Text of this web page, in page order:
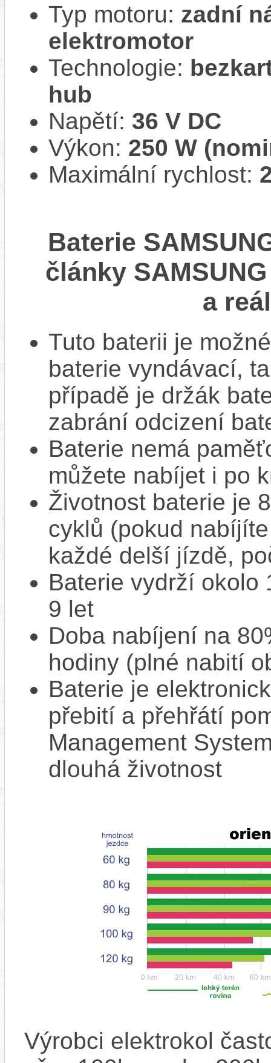
Typ motoru: zadní
elektromotor
Technologie:
hub
Napětí: 36 V DC
Výkon: 250 W
Maximální rychlost:
Baterie
články
a
Tuto baterii je
baterie vyndávací,
případě je držák
zabrání odcizení
Baterie nemá
můžete nabíjet i po
Životnost baterie je
cyklů (pokud
každé delší jízdě,
Baterie vydrží okolo
9 let
Doba nabíjení na
hodiny (plné nabití
Baterie je
přebití a přehřátí
Management
dlouhá životnost
Výrobci elektrokol